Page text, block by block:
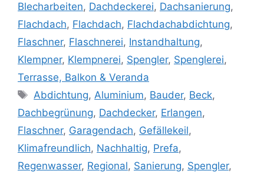
Blecharbeiten, Dachdeckerei, Dachsanierung,
Flachdach, Flachdach, Flachdachabdichtung,
Flaschner, Flaschnerei, Instandhaltung,
Klempner, Klempnerei, Spengler, Spenglerei,
Terrasse, Balkon & Veranda
Schlagwörter
Abdichtung,Aluminium, Bauder, Beck,
Dachbegrünung, Dachdecker, Erlangen,
Flaschner, Garagendach, Gefällekeil,
Klimafreundlich, Nachhaltig, Prefa,
Regenwasser, Regional, Sanierung, Spengler,